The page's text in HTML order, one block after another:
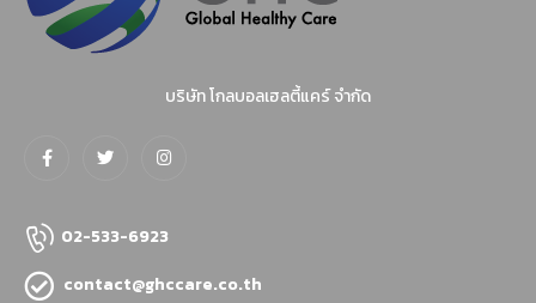
บริษัท โกลบอลเฮลตี้แคร์ จำกัด
02-533-6923
contact@ghccare.co.th